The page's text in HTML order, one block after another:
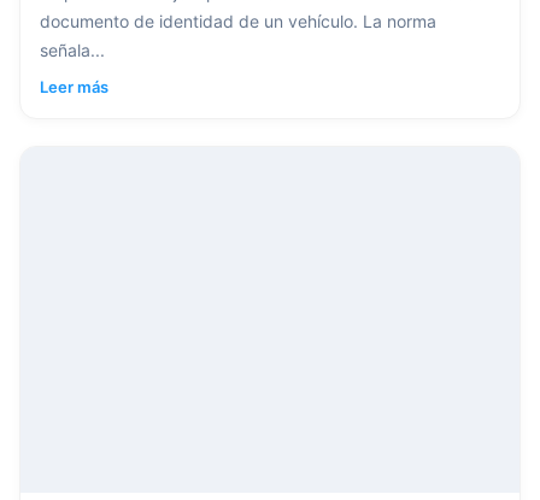
documento de identidad de un vehículo. La norma
señala...
Leer más